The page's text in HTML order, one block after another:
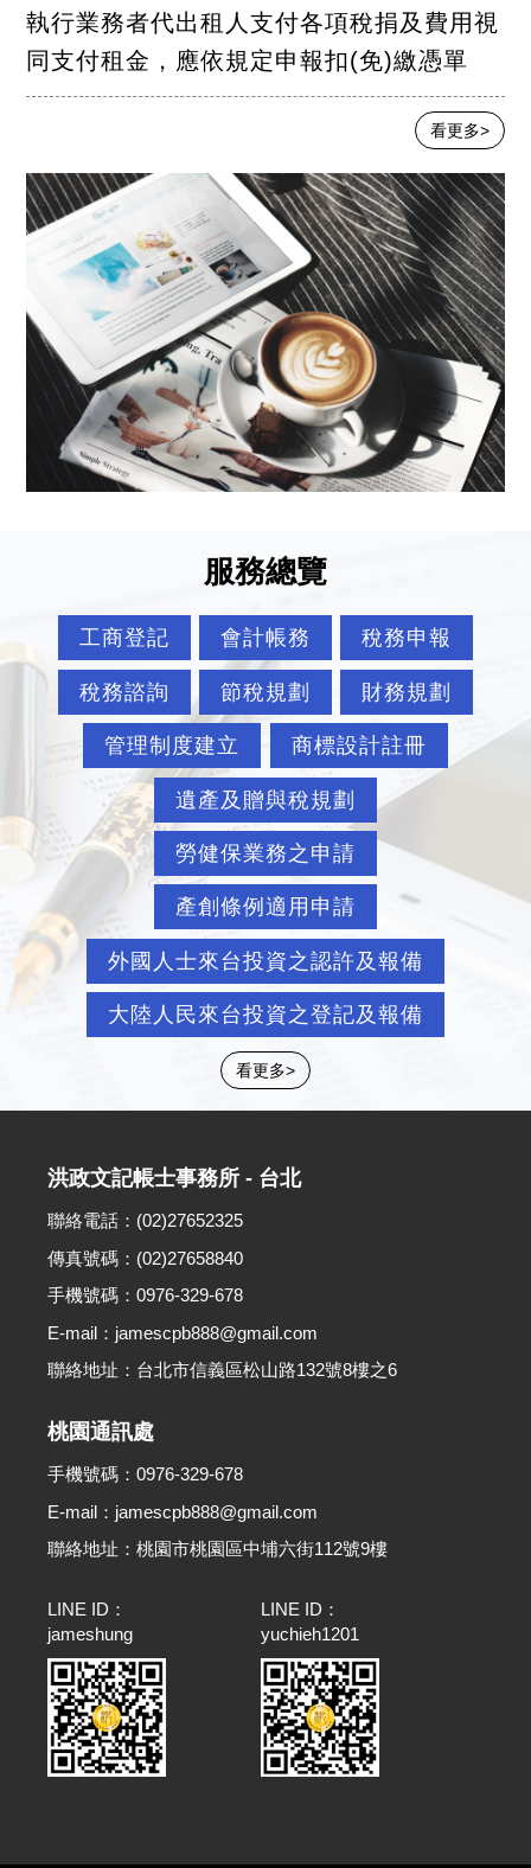
執行業務者代出租人支付各項稅捐及費用視
同支付租金，應依規定申報扣(免)繳憑單
看更多>
服務總覽
工商登記 會計帳務 稅務申報
稅務諮詢 節稅規劃 財務規劃
管理制度建立 商標設計註冊
遺產及贈與稅規劃
勞健保業務之申請
產創條例適用申請
外國人士來台投資之認許及報備
大陸人民來台投資之登記及報備
看更多>
洪政文記帳士事務所 - 台北
聯絡電話：(02)27652325
傳真號碼：(02)27658840
手機號碼：0976-329-678
E-mail：jamescpb888@gmail.com
聯絡地址：台北市信義區松山路132號8樓之6
桃園通訊處
手機號碼：0976-329-678
E-mail：jamescpb888@gmail.com
聯絡地址：桃園市桃園區中埔六街112號9樓
LINE ID：
jameshung
LINE ID：
yuchieh1201